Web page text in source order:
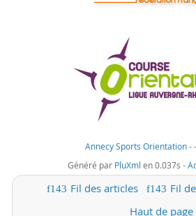
Annecy Sports Orientation-
Généré par PluXml en 0.037s -
Fil des articles
Fil
Haut de page